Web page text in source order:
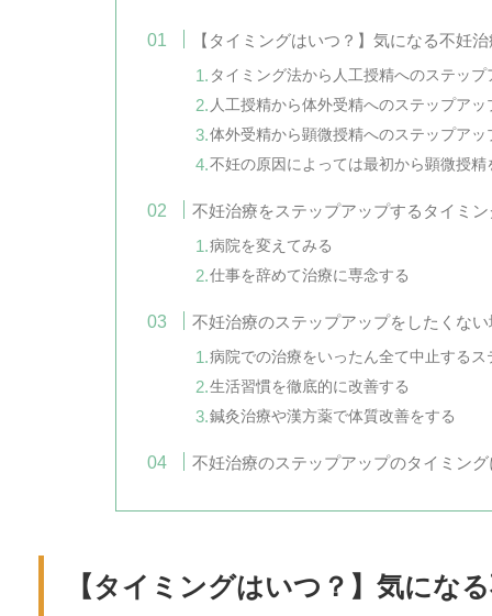
【タイミングはいつ？】気になる不妊
タイミング法から人工授精へのステップ
人工授精から体外受精へのステップアッ
体外受精から顕微授精へのステップアッ
不妊の原因によっては最初から顕微授精
不妊治療をステップアップするタイミ
病院を変えてみる
仕事を辞めて治療に専念する
不妊治療のステップアップをしたくな
病院での治療をいったん全て中止する
生活習慣を徹底的に改善する
鍼灸治療や漢方薬で体質改善をする
不妊治療のステップアップのタイミン
【タイミングはいつ？】気にな